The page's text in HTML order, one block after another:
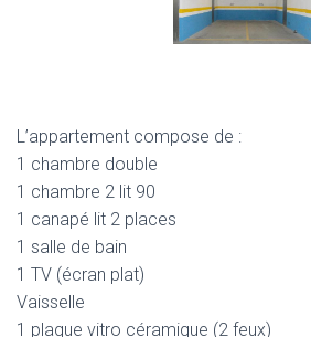
L’appartement compose de :
1 chambre double
1 chambre 2 lit 90
1 canapé lit 2 places
1 salle de bain
1 TV (écran plat)
Vaisselle
1 plaque vitro céramique (2 feux)